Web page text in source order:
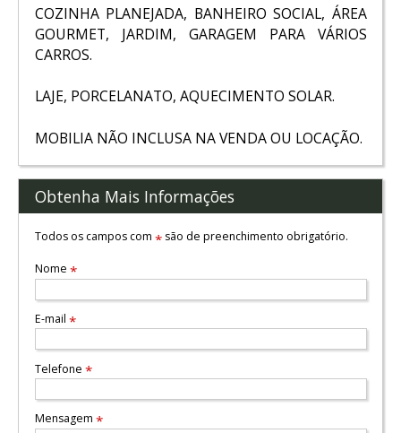
COZINHA PLANEJADA, BANHEIRO SOCIAL, ÁREA
GOURMET, JARDIM, GARAGEM PARA VÁRIOS
CARROS.
LAJE, PORCELANATO, AQUECIMENTO SOLAR.
MOBILIA NÃO INCLUSA NA VENDA OU LOCAÇÃO.
Obtenha Mais Informações
Todos os campos com *são de preenchimento obrigatório.
Nome *
E-mail *
Telefone *
Mensagem *